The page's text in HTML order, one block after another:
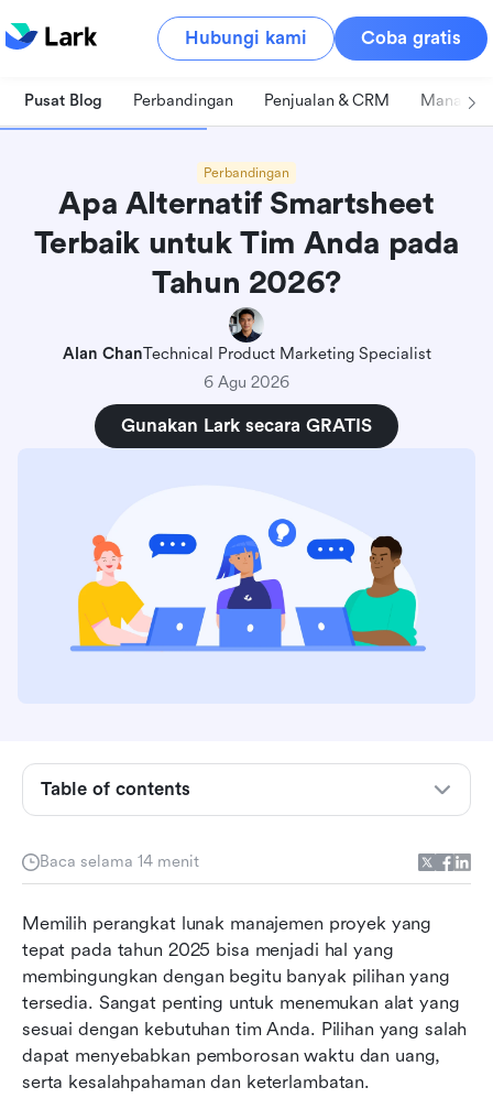
Hubungi kami Coba gratis
Pusat Blog Perbandingan Penjualan & CRM
Perbandingan
Apa Alternatif Smartsheet
Terbaik untuk Tim Anda pada
Tahun 2026?
Alan ChanTechnical Product Marketing Specialist
6 Agu 2026
Gunakan Lark secara GRATIS
Baca selama 14 menit
Memilih perangkat lunak manajemen proyek yang
tepat pada tahun 2025 bisa menjadi hal yang
membingungkan dengan begitu banyak pilihan yang
tersedia. Sangat penting untuk menemukan alat yang
sesuai dengan kebutuhan tim Anda. Pilihan yang salah
dapat menyebabkan pemborosan waktu dan uang,
serta kesalahpahaman dan keterlambatan.
Table of contents
Apa yang dilakukan Smartsheet dengan benar
dan apa yang kurang
Hal yang perlu dipertimbangkan saat memilih
10 Alternatif Smartsheet Teratas Sekilas
10 alternatif Smartsheet terbaik di tahun 2026
Mengapa Lark adalah alternatif Smartsheet
terbaik
FAQ tentang alternatif Smartsheet